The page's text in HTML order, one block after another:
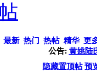
最新 热门 热帖 精华 更
公告: 黄姚陆
隐藏置顶帖 预